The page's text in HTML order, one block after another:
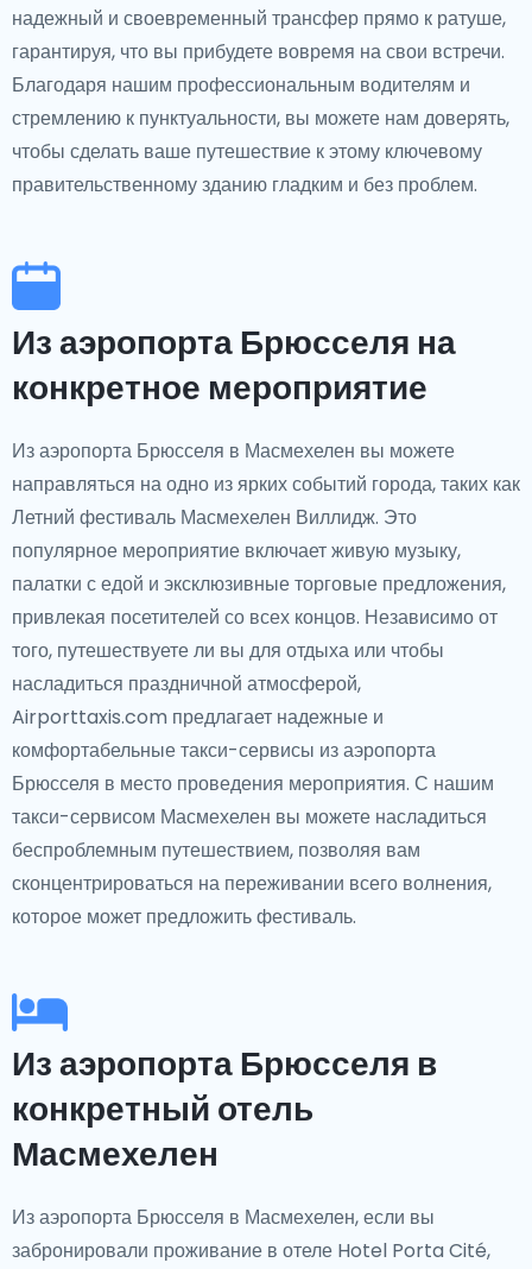
надежный и своевременный трансфер прямо к ратуше,
гарантируя, что вы прибудете вовремя на свои встречи.
Благодаря нашим профессиональным водителям и
стремлению к пунктуальности, вы можете нам доверять,
чтобы сделать ваше путешествие к этому ключевому
правительственному зданию гладким и без проблем.
Из аэропорта Брюсселя на
конкретное мероприятие
Из аэропорта Брюсселя в Масмехелен вы можете
направляться на одно из ярких событий города, таких как
Летний фестиваль Масмехелен Виллидж. Это
популярное мероприятие включает живую музыку,
палатки с едой и эксклюзивные торговые предложения,
привлекая посетителей со всех концов. Независимо от
того, путешествуете ли вы для отдыха или чтобы
насладиться праздничной атмосферой,
Airporttaxis.com предлагает надежные и
комфортабельные такси-сервисы из аэропорта
Брюсселя в место проведения мероприятия. С нашим
такси-сервисом Масмехелен вы можете насладиться
беспроблемным путешествием, позволяя вам
сконцентрироваться на переживании всего волнения,
которое может предложить фестиваль.
Из аэропорта Брюсселя в
конкретный отель
Масмехелен
Из аэропорта Брюсселя в Масмехелен, если вы
забронировали проживание в отеле Hotel Porta Cité,